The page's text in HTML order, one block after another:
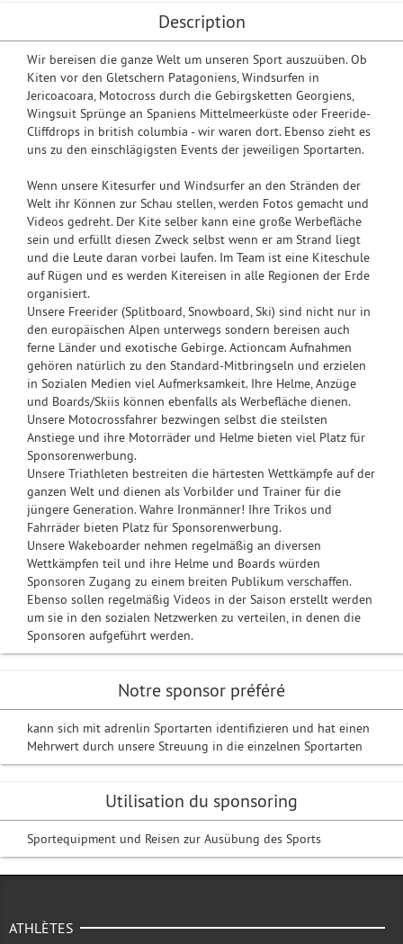
Description
Wir bereisen die ganze Welt um unseren Sport auszuüben. Ob
Kiten vor den Gletschern Patagoniens, Windsurfen in
Jericoacoara, Motocross durch die Gebirgsketten Georgiens,
Wingsuit Sprünge an Spaniens Mittelmeerküste oder Freeride-
Cliffdrops in british columbia - wir waren dort. Ebenso zieht es
uns zu den einschlägigsten Events der jeweiligen Sportarten.
Wenn unsere Kitesurfer und Windsurfer an den Stränden der
Welt ihr Können zur Schau stellen, werden Fotos gemacht und
Videos gedreht. Der Kite selber kann eine große Werbefläche
sein und erfüllt diesen Zweck selbst wenn er am Strand liegt
und die Leute daran vorbei laufen. Im Team ist eine Kiteschule
auf Rügen und es werden Kitereisen in alle Regionen der Erde
organisiert.
Unsere Freerider (Splitboard, Snowboard, Ski) sind nicht nur in
den europäischen Alpen unterwegs sondern bereisen auch
ferne Länder und exotische Gebirge. Actioncam Aufnahmen
gehören natürlich zu den Standard-Mitbringseln und erzielen
in Sozialen Medien viel Aufmerksamkeit. Ihre Helme, Anzüge
und Boards/Skiis können ebenfalls als Werbefläche dienen.
Unsere Motocrossfahrer bezwingen selbst die steilsten
Anstiege und ihre Motorräder und Helme bieten viel Platz für
Sponsorenwerbung.
Unsere Triathleten bestreiten die härtesten Wettkämpfe auf der
ganzen Welt und dienen als Vorbilder und Trainer für die
jüngere Generation. Wahre Ironmänner! Ihre Trikos und
Fahrräder bieten Platz für Sponsorenwerbung.
Unsere Wakeboarder nehmen regelmäßig an diversen
Wettkämpfen teil und ihre Helme und Boards würden
Sponsoren Zugang zu einem breiten Publikum verschaffen.
Ebenso sollen regelmäßig Videos in der Saison erstellt werden
um sie in den sozialen Netzwerken zu verteilen, in denen die
Sponsoren aufgeführt werden.
Notre sponsor préféré
kann sich mit adrenlin Sportarten identifizieren und hat einen
Mehrwert durch unsere Streuung in die einzelnen Sportarten
Utilisation du sponsoring
Sportequipment und Reisen zur Ausübung des Sports
ATHLÈTES